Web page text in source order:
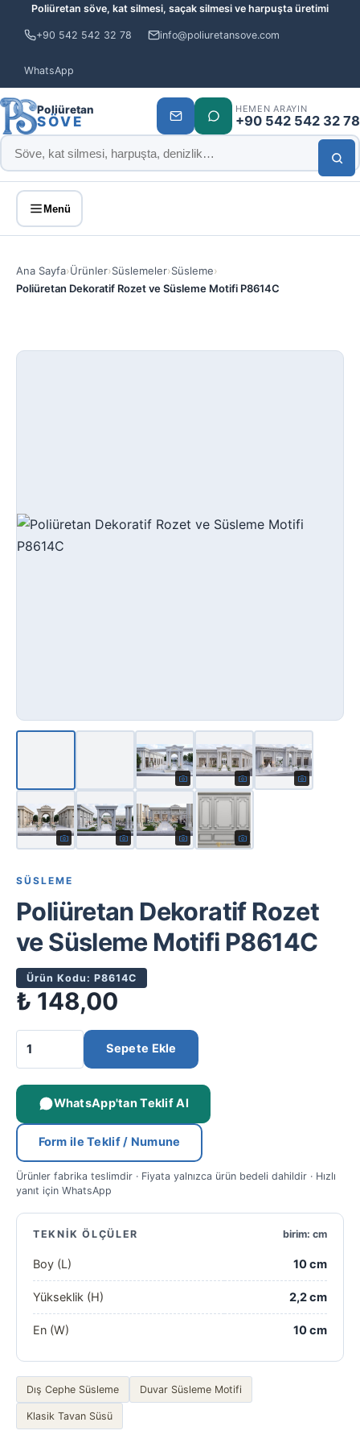
Poliüretan söve, kat silmesi, saçak silmesi ve harpuşta üretimi
+90 542 542 32 78 info@poliuretansove.com
WhatsApp
Poliüretan
SÖVE
HEMEN ARAYIN
+90 542 542 32 78
Menü
Ana Sayfa›Ürünler›Süslemeler›Süsleme›
Poliüretan Dekoratif Rozet ve Süsleme Motifi P8614C
SÜSLEME
Poliüretan Dekoratif Rozet
ve Süsleme Motifi P8614C
Ürün Kodu: P8614C
₺ 148,00
Sepete Ekle
WhatsApp'tan Teklif Al
Form ile Teklif / Numune
Ürünler fabrika teslimdir · Fiyata yalnızca ürün bedeli dahildir · Hızlı
yanıt için WhatsApp
TEKNIK ÖLÇÜLER birim: cm
Boy (L) 10 cm
Yükseklik (H) 2,2 cm
En (W) 10 cm
Dış Cephe Süsleme Duvar Süsleme Motifi
Klasik Tavan Süsü